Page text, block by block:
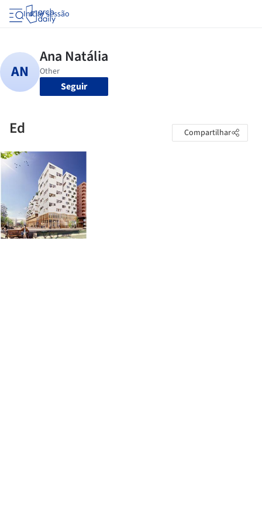
Iniciar sessão
Seguir
Ed Compartilhar